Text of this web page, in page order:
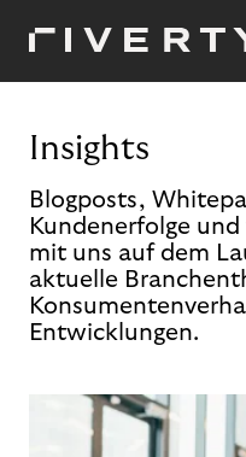
Insights
Blogposts,
Kundenerfolge
mit uns auf dem
aktuelle
Entwicklungen.